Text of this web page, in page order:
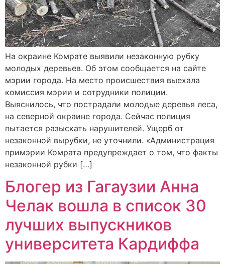
На окраине Комрате выявили незаконную рубку
молодых деревьев. Об этом сообщается на сайте
мэрии города. На место происшествия выехала
комиссия мэрии и сотрудники полиции.
Выяснилось, что пострадали молодые деревья леса,
на северной окраине города. Сейчас полиция
пытается разыскать нарушителей. Ущерб от
незаконной вырубки, не уточнили. «Администрация
примэрии Комрата предупреждает о том, что факты
незаконной рубки […]
Блогер из Гагаузии Анна
Челак вошла в список 30
лучших выпускников
университета Кардиффа